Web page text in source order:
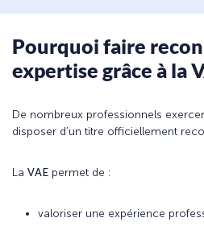
Pourquoi faire
expertise grâce à la
De nombreux professionnels
disposer d’un titre officiellement
La VAE permet de :
valoriser une expérience